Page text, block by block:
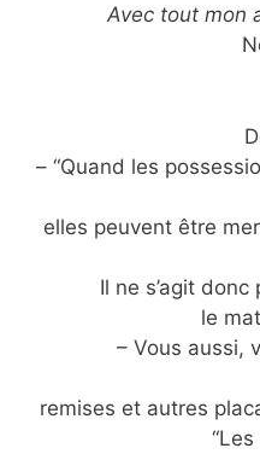
Avec tout mon
– “Quand les
elles peuvent être
Il ne s’agit
le
– Vous aussi,
remises et autres